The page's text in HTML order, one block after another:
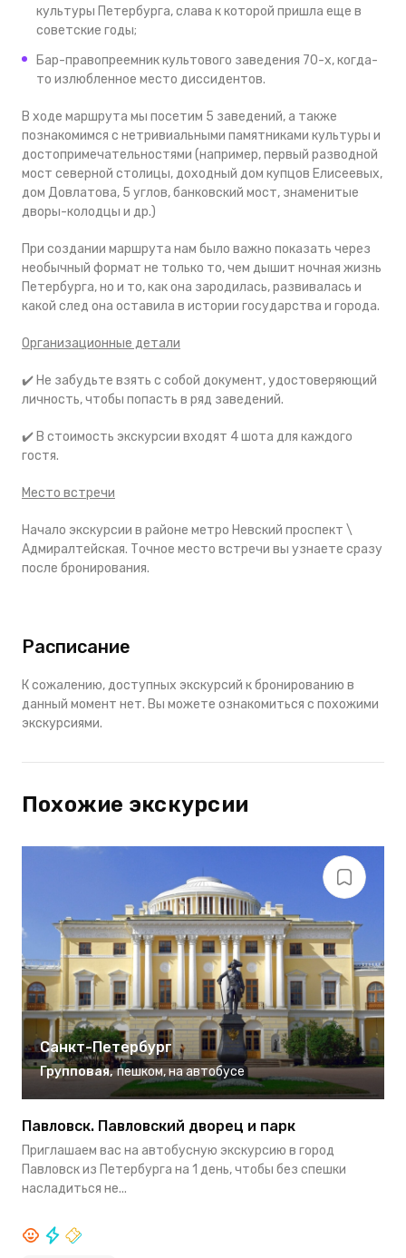
культуры Петербурга, слава к которой пришла еще в
советские годы;
Бар-правопреемник культового заведения 70-х, когда-
то излюбленное место диссидентов.
В ходе маршрута мы посетим 5 заведений, а также
познакомимся с нетривиальными памятниками культуры и
достопримечательностями (например, первый разводной
мост северной столицы, доходный дом купцов Елисеевых,
дом Довлатова, 5 углов, банковский мост, знаменитые
дворы-колодцы и др.)
При создании маршрута нам было важно показать через
необычный формат не только то, чем дышит ночная жизнь
Петербурга, но и то, как она зародилась, развивалась и
какой след она оставила в истории государства и города.
Организационные детали
✔️ Не забудьте взять с собой документ, удостоверяющий
личность, чтобы попасть в ряд заведений.
✔️ В стоимость экскурсии входят 4 шота для каждого
гостя.
Место встречи
Начало экскурсии в районе метро Невский проспект \
Адмиралтейская. Точное место встречи вы узнаете сразу
после бронирования.
Расписание
К сожалению, доступных экскурсий к бронированию в
данный момент нет. Вы можете ознакомиться с похожими
экскурсиями.
Похожие экскурсии
Санкт-Петербург
Групповая, пешком, на автобусе
Павловск. Павловский дворец и парк
Приглашаем вас на автобусную экскурсию в город
Павловск из Петербурга на 1 день, чтобы без спешки
насладиться не...